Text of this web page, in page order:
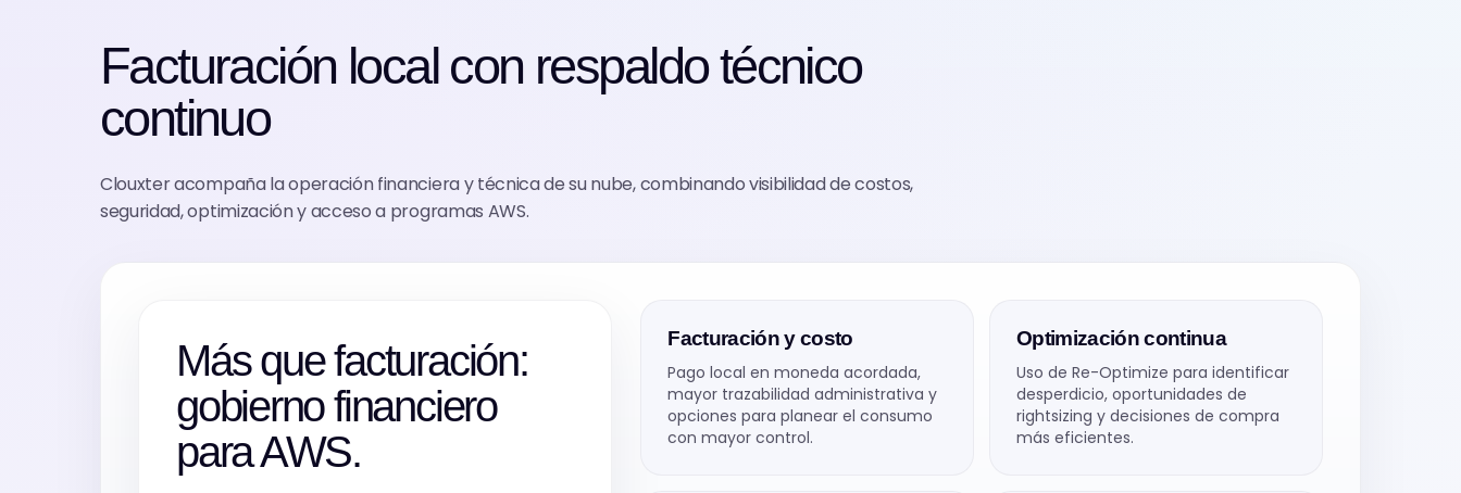
Facturación local con respaldo técnico
continuo
Clouxter acompaña la operación financiera y técnica de su nube, combinando visibilidad de costos,
seguridad, optimización y acceso a programas AWS.
Más que facturación:
gobierno financiero
para AWS.
Facturación y costo
Pago local en moneda acordada,
mayor trazabilidad administrativa y
opciones para planear el consumo
con mayor control.
Optimización continua
Uso de Re-Optimize para identificar
desperdicio, oportunidades de
rightsizing y decisiones de compra
más eficientes.